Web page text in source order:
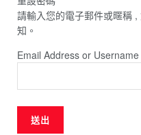
請輸入您的電子郵件或暱稱
知。
Email Address or Username
送出